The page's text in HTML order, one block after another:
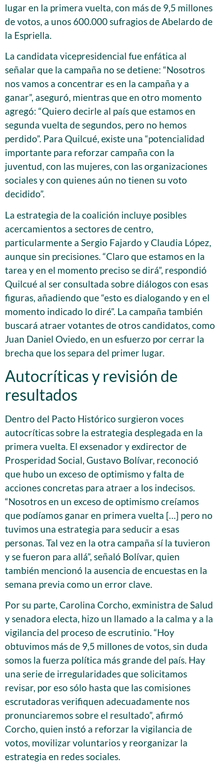
lugar en la primera vuelta, con más de 9,5 millones
de votos, a unos 600.000 sufragios de Abelardo de
la Espriella.
La candidata vicepresidencial fue enfática al
señalar que la campaña no se detiene: “Nosotros
nos vamos a concentrar es en la campaña y a
ganar”, aseguró, mientras que en otro momento
agregó: “Quiero decirle al país que estamos en
segunda vuelta de segundos, pero no hemos
perdido”. Para Quilcué, existe una “potencialidad
importante para reforzar campaña con la
juventud, con las mujeres, con las organizaciones
sociales y con quienes aún no tienen su voto
decidido”.
La estrategia de la coalición incluye posibles
acercamientos a sectores de centro,
particularmente a Sergio Fajardo y Claudia López,
aunque sin precisiones. “Claro que estamos en la
tarea y en el momento preciso se dirá”, respondió
Quilcué al ser consultada sobre diálogos con esas
figuras, añadiendo que “esto es dialogando y en el
momento indicado lo diré”. La campaña también
buscará atraer votantes de otros candidatos, como
Juan Daniel Oviedo, en un esfuerzo por cerrar la
brecha que los separa del primer lugar.
Autocríticas y revisión de
resultados
Dentro del Pacto Histórico surgieron voces
autocríticas sobre la estrategia desplegada en la
primera vuelta. El exsenador y exdirector de
Prosperidad Social, Gustavo Bolívar, reconoció
que hubo un exceso de optimismo y falta de
acciones concretas para atraer a los indecisos.
“Nosotros en un exceso de optimismo creíamos
que podíamos ganar en primera vuelta […] pero no
tuvimos una estrategia para seducir a esas
personas. Tal vez en la otra campaña sí la tuvieron
y se fueron para allá”, señaló Bolívar, quien
también mencionó la ausencia de encuestas en la
semana previa como un error clave.
Por su parte, Carolina Corcho, exministra de Salud
y senadora electa, hizo un llamado a la calma y a la
vigilancia del proceso de escrutinio. “Hoy
obtuvimos más de 9,5 millones de votos, sin duda
somos la fuerza política más grande del país. Hay
una serie de irregularidades que solicitamos
revisar, por eso sólo hasta que las comisiones
escrutadoras verifiquen adecuadamente nos
pronunciaremos sobre el resultado”, afirmó
Corcho, quien instó a reforzar la vigilancia de
votos, movilizar voluntarios y reorganizar la
estrategia en redes sociales.